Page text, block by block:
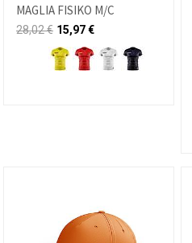
MAGLIA FISIKO M/C
28,02€ 15,97€